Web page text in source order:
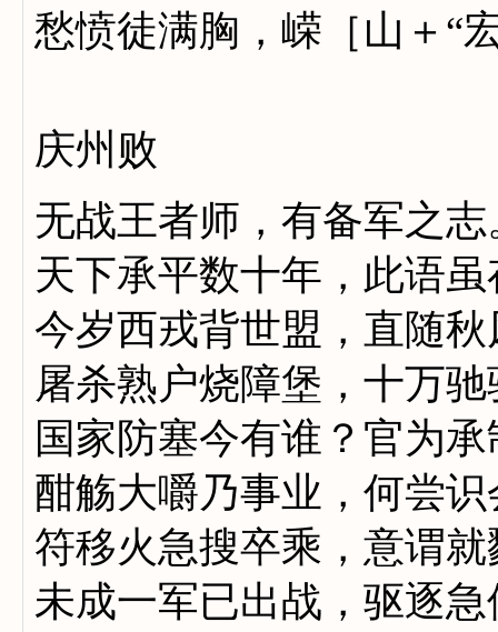
愁愤徒满胸，嵘［山＋“
庆州败
无战王者师，有备军之志
天下承平数十年，此语
今岁西戎背世盟，直随
屠杀熟户烧障堡，十万
国家防塞今有谁？官为
酣觞大嚼乃事业，何尝
符移火急搜卒乘，意谓
未成一军已出战，驱逐